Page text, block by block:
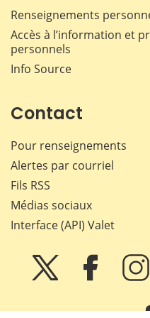
Renseignements
Accès à l’information et
personnels
Info Source
Contact
Pour renseignements
Alertes par courriel
Fils RSS
Médias sociaux
Interface (API) Valet